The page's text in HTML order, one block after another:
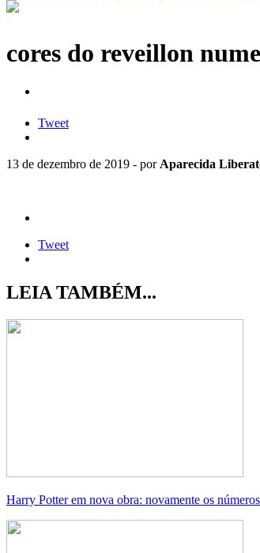
cores do reveillon
Tweet
13 de dezembro de 2019 - por Aparecida
Tweet
LEIA TAMBÉM...
Harry Potter em nova obra: novamente os números